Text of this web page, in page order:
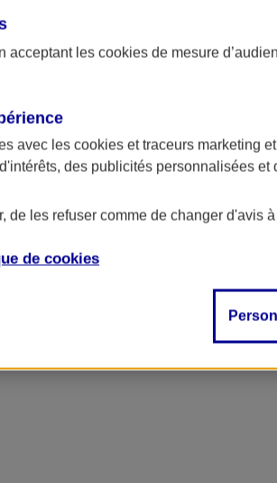
acceptant les cookies de mesure
avec les cookies et traceurs marketing
des publicités personnalisées
de les refuser comme de changer d'avis
de cookies